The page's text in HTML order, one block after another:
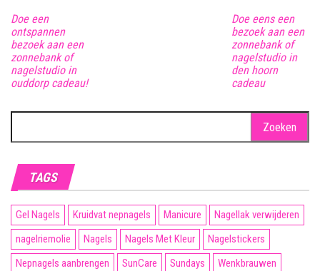
Doe een
ontspannen
bezoek aan een
zonnebank of
nagelstudio in
ouddorp cadeau!
Doe eens een
bezoek aan een
zonnebank of
nagelstudio in
den hoorn
cadeau
naar:
TAGS
Gel Nagels Kruidvat nepnagels Manicure
Nagellak verwijderen
nagelriemolie
Nagels Nagels Met Kleur
Nagelstickers
Nepnagels aanbrengen
SunCare Sundays
Wenkbrauwen